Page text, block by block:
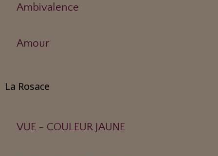
Ambivalence
Amour
La Rosace
VUE - COULEUR JAUNE